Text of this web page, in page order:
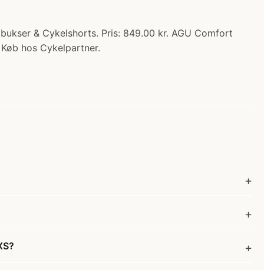
& Cykelshorts. Pris: 849.00 kr. AGU Comfort
hos Cykelpartner.